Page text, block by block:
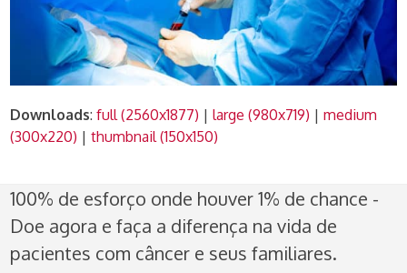
Downloads:full (2560x1877) |large (980x719) |medium
(300x220) |thumbnail (150x150)
100% de esforço onde houver 1% de chance -
Doe agora e faça a diferença na vida de
pacientes com câncer e seus familiares.